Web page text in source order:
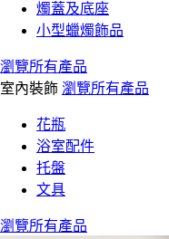
燭蓋及底座
小型蠟燭飾品
瀏覽所有產品
室內裝飾 瀏覽所有產品
花瓶
浴室配件
托盤
文具
瀏覽所有產品